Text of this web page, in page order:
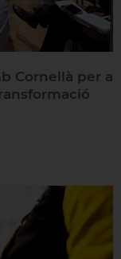
Cornellà per a